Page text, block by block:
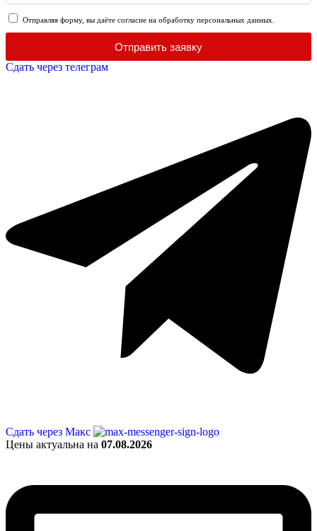
Отправляя форму, вы даёте согласие на обработку персональных данных.
Отправить заявку
Сдать через телеграм
Сдать через Макс
Цены актуальна на 07.08.2026